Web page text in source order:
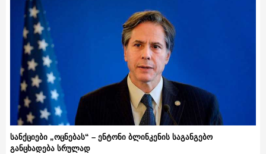
სანქციები „ოცნებას“ – ენტონი ბლინკენის საგანგებო
განცხადება სრულად